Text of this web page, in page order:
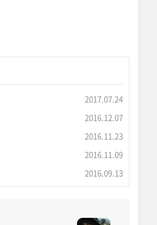
2017.07.24
2016.12.07
2016.11.23
2016.11.09
2016.09.13